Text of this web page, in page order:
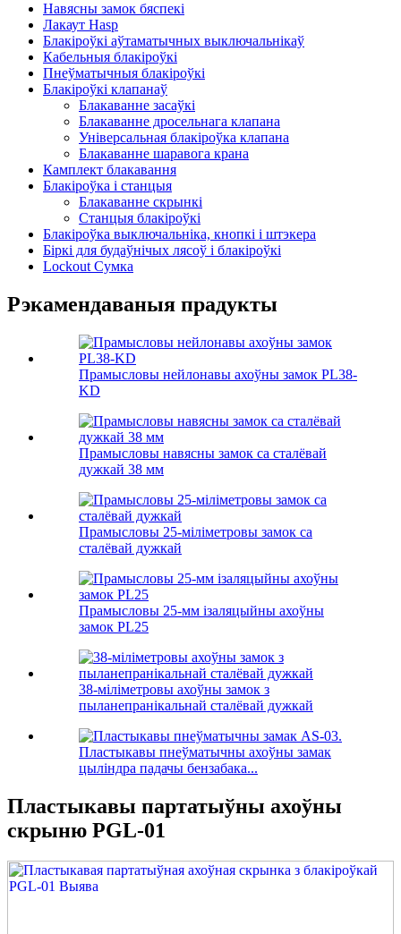
Навясны замок бяспекі
Лакаут Hasp
Блакіроўкі аўтаматычных выключальнікаў
Кабельныя блакіроўкі
Пнеўматычныя блакіроўкі
Блакіроўкі клапанаў
Блакаванне засаўкі
Блакаванне дросельнага клапана
Універсальная блакіроўка клапана
Блакаванне шаравога крана
Камплект блакавання
Блакіроўка і станцыя
Блакаванне скрынкі
Станцыя блакіроўкі
Блакіроўка выключальніка, кнопкі і штэкера
Біркі для будаўнічых лясоў і блакіроўкі
Lockout Сумка
Рэкамендаваныя прадукты
Прамысловы нейлонавы ахоўны замок PL38-
KD
Прамысловы навясны замок са сталёвай
дужкай 38 мм
Прамысловы 25-міліметровы замок са
сталёвай дужкай
Прамысловы 25-мм ізаляцыйны ахоўны
замок PL25
38-міліметровы ахоўны замок з
пыланепранікальнай сталёвай дужкай
Пластыкавы пнеўматычны ахоўны замак
цыліндра падачы бензабака...
Пластыкавы партатыўны ахоўны
скрыню PGL-01